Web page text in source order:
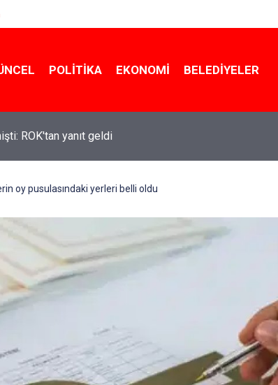
POLITIKA EKONOMI BELEDIYELER
ROK'tan yanıt geldi
oy pusulasındaki yerleri belli oldu